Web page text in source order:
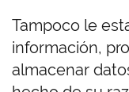
Tampoco le
información,
almacenar